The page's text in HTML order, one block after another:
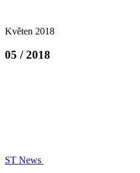
Květen 2018
05 / 2018
ST News